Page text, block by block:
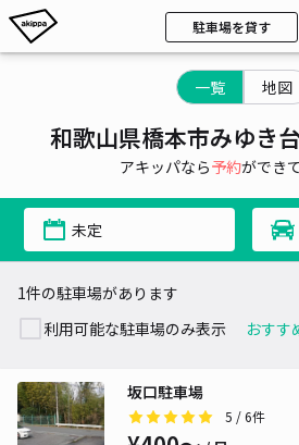
駐車場を貸す
一覧 地図
和歌山県橋本市みゆき
アキッパなら予約ができて
未定
1件の駐車場があります
利用可能な駐車場のみ表示
坂口駐車場
5 / 6件